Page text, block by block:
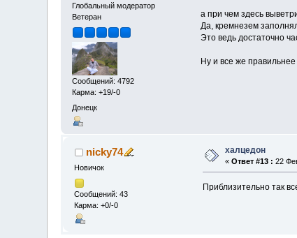
Глобальный модератор
Ветеран
Сообщений: 4792
Карма: +19/-0
Донецк
а при чем здесь
Да, кремнезем
Это ведь достаточно
Ну и все же
nicky74
Новичок
Сообщений: 43
Карма: +0/-0
халцедон
«Ответ #13 : 22
Приблизительно так